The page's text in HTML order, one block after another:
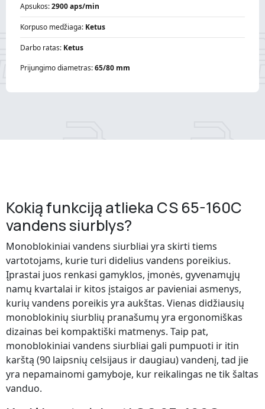
Apsukos:2900 aps/min
Korpuso medžiaga: Ketus
Darbo ratas: Ketus
Prijungimo diametras:65/80 mm
Kokią funkciją atlieka CS 65-160C
vandens siurblys?
Monoblokiniai vandens siurbliai yra skirti tiems
vartotojams, kurie turi didelius vandens poreikius.
Įprastai juos renkasi gamyklos, įmonės, gyvenamųjų
namų kvartalai ir kitos įstaigos ar pavieniai asmenys,
kurių vandens poreikis yra aukštas. Vienas didžiausių
monoblokinių siurblių pranašumų yra ergonomiškas
dizainas bei kompaktiški matmenys. Taip pat,
monoblokiniai vandens siurbliai gali pumpuoti ir itin
karštą (90 laipsnių celsijaus ir daugiau) vandenį, tad jie
yra nepamainomi gamyboje, kur reikalingas ne tik šaltas
vanduo.